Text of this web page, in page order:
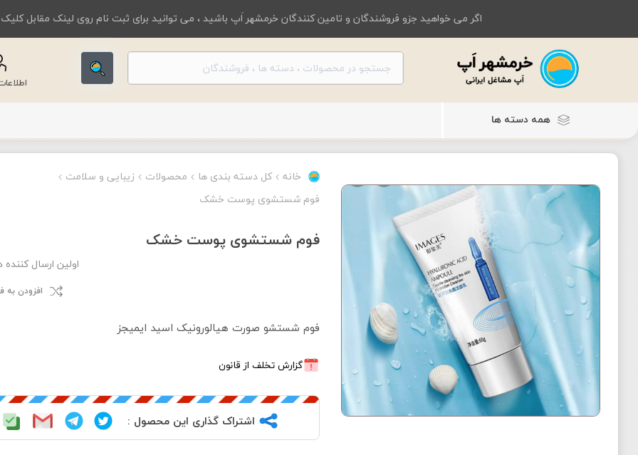
اگر می خواهید جزو فروشندگان و تامین کنندگان خرمشهر اَپ باشید ، می توانید برای ثبت نام روی لینک مقابل
همه دسته ها
خانه کل دسته بندی ها محصولات
زیبایی و سلامت
فوم شستشوی پوست خشک
فوم شستشوی پوست خشک
اولین ارسال
افزودن به
فوم شستشو صورت هیالورونیک اسید ایمیجز
گزارش تخلف از قانون
اشتراک گذاری این محصول :